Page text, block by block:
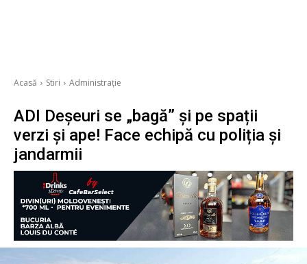
Acasă Stiri Administrație
ADI Deșeuri se „bagă” și pe spații
verzi și ape! Face echipă cu poliția și
jandarmii